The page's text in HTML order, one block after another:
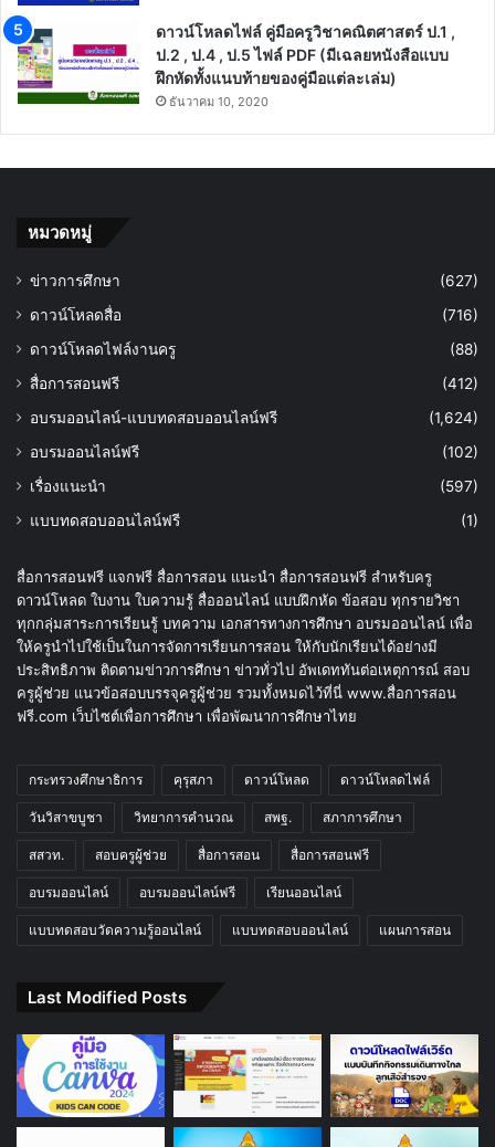
ดาวน์โหลดไฟล์ คู่มือครูวิชาคณิตศาสตร์ ป.1 ,
ป.2 , ป.4 , ป.5 ไฟล์ PDF (มีเฉลยหนังสือแบบ
ฝึกหัดทั้งแนบท้ายของคู่มือแต่ละเล่ม)
ธันวาคม 10, 2020
หมวดหมู่
ข่าวการศึกษา
(627)
ดาวน์โหลดสื่อ
(716)
ดาวน์โหลดไฟล์งานครู
(88)
สื่อการสอนฟรี
(412)
อบรมออนไลน์-แบบทดสอบออนไลน์ฟรี
(1,624)
อบรมออนไลน์ฟรี
(102)
เรื่องแนะนำ
(597)
แบบทดสอบออนไลน์ฟรี
(1)
สื่อการสอนฟรี แจกฟรี สื่อการสอน แนะนำ สื่อการสอนฟรี สำหรับครู
ดาวน์โหลด ใบงาน ใบความรู้ สื่อออนไลน์ แบบฝึกหัด ข้อสอบ ทุกรายวิชา
ทุกกลุ่มสาระการเรียนรู้ บทความ เอกสารทางการศึกษา อบรมออนไลน์ เพื่อ
ให้ครูนำไปใช้เป็นในการจัดการเรียนการสอน ให้กับนักเรียนได้อย่างมี
ประสิทธิภาพ ติดตามข่าวการศึกษา ข่าวทั่วไป อัพเดททันต่อเหตุการณ์ สอบ
ครูผู้ช่วย แนวข้อสอบบรรจุครูผู้ช่วย รวมทั้งหมดไว้ที่นี่ www.สื่อการสอน
ฟรี.com เว็บไซต์เพื่อการศึกษา เพื่อพัฒนาการศึกษาไทย
กระทรวงศึกษาธิการ คุรุสภา ดาวน์โหลด ดาวน์โหลดไฟล์
วันวิสาขบูชา วิทยาการคำนวณ สพฐ. สภาการศึกษา
สสวท. สอบครูผู้ช่วย สื่อการสอน สื่อการสอนฟรี
อบรมออนไลน์ อบรมออนไลน์ฟรี เรียนออนไลน์
แบบทดสอบวัดความรู้ออนไลน์ แบบทดสอบออนไลน์ แผนการสอน
Last Modified Posts